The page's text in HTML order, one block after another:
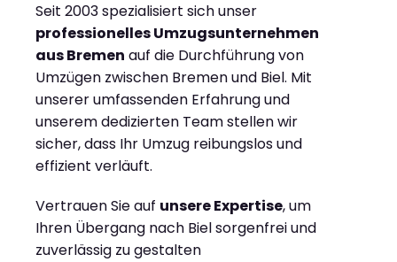
Seit 2003 spezialisiert sich unser
professionelles Umzugsunternehmen
aus Bremen auf die Durchführung von
Umzügen zwischen Bremen und Biel. Mit
unserer umfassenden Erfahrung und
unserem dedizierten Team stellen wir
sicher, dass Ihr Umzug reibungslos und
effizient verläuft.
Vertrauen Sie auf unsere Expertise, um
Ihren Übergang nach Biel sorgenfrei und
zuverlässig zu gestalten